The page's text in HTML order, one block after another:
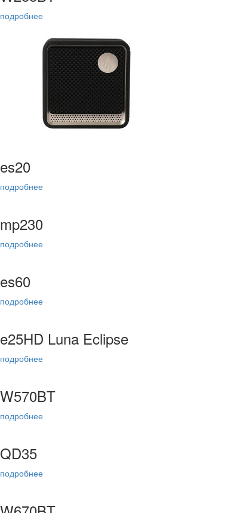
подробнее
es20
подробнее
mp230
подробнее
es60
подробнее
e25HD Luna Eclipse
подробнее
W570BT
подробнее
QD35
подробнее